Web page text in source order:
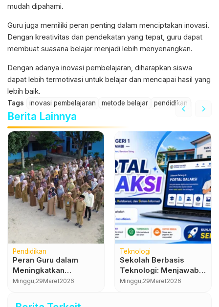
mudah dipahami.
Guru juga memiliki peran penting dalam menciptakan inovasi.
Dengan kreativitas dan pendekatan yang tepat, guru dapat
membuat suasana belajar menjadi lebih menyenangkan.
Dengan adanya inovasi pembelajaran, diharapkan siswa
dapat lebih termotivasi untuk belajar dan mencapai hasil yang
lebih baik.
Tags inovasi pembelajaran metode belajar pendidikan
Berita Lainnya
Pendidikan
Peran Guru dalam
Meningkatkan
Kompetensi Siswa
Minggu,29Maret2026
Teknologi
Sekolah Berbasis
Teknologi: Menjawab
Tantangan Era Digital
Minggu,29Maret2026